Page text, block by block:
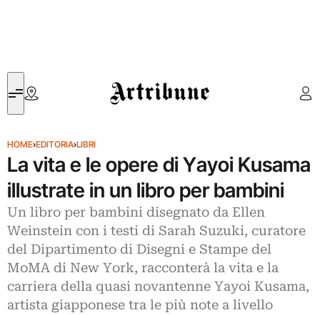
Artribune
HOME›EDITORIA›LIBRI
La vita e le opere di Yayoi Kusama
illustrate in un libro per bambini
Un libro per bambini disegnato da Ellen
Weinstein con i testi di Sarah Suzuki, curatore
del Dipartimento di Disegni e Stampe del
MoMA di New York, racconterà la vita e la
carriera della quasi novantenne Yayoi Kusama,
artista giapponese tra le più note a livello